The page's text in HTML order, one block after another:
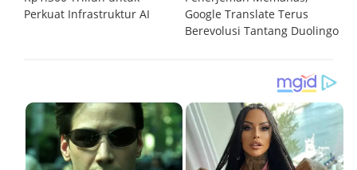
Perkuat Infrastruktur AI
Google Translate Terus
Berevolusi Tantang Duolingo